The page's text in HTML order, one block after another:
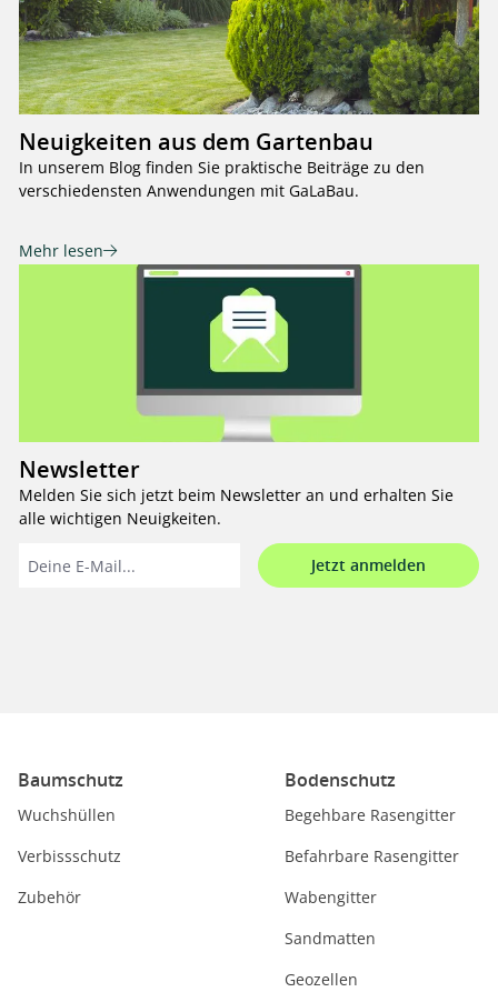
Neuigkeiten aus dem Gartenbau
In unserem Blog finden Sie praktische Beiträge zu den
verschiedensten Anwendungen mit GaLaBau.
Mehr lesen
Newsletter
Melden Sie sich jetzt beim Newsletter an und erhalten Sie
alle wichtigen Neuigkeiten.
Jetzt anmelden
Baumschutz
Wuchshüllen
Verbissschutz
Zubehör
Bodenschutz
Begehbare Rasengitter
Befahrbare Rasengitter
Wabengitter
Sandmatten
Geozellen